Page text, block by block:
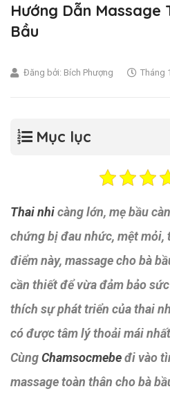
Hướng Dẫn Massage
Bầu
Đăng bởi: Bích Phượng Tháng
Mục lục
Thai nhicàng lớn, mẹ bầu
chứng bị đau nhức, mệt mỏi,
điểm này, massage cho bà
cần thiết để vừa đảm bảo
thích sự phát triển của thai
có được tâm lý thoải mái
CùngChamsocmebeđi vào
massage toàn thân cho bà